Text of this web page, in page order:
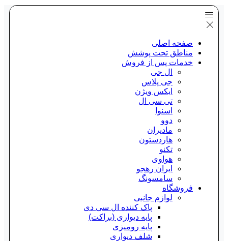
صفحه اصلی
مناطق تحت پوشش
خدمات پس از فروش
ال جی
جی پلاس
ایکس ویژن
تی سی ال
اسنوا
دوو
مادیران
هاردستون
تکنو
هواوی
ایران رهجو
سامسونگ
فروشگاه
لوازم جانبی
پاک کننده ال سی دی
پایه دیواری (براکت)
پایه رومیزی
شلف دیواری